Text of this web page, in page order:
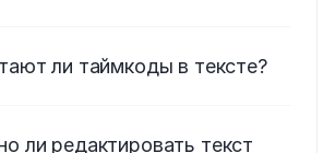
ли таймкоды в тексте?
ли редактировать текст